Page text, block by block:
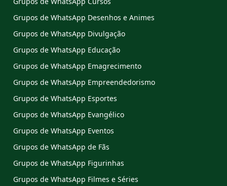
Grupos de WhatsApp Desenhos e Animes
Grupos de WhatsApp Divulgação
Grupos de WhatsApp Educação
Grupos de WhatsApp Emagrecimento
Grupos de WhatsApp Empreendedorismo
Grupos de WhatsApp Esportes
Grupos de WhatsApp Evangélico
Grupos de WhatsApp Eventos
Grupos de WhatsApp de Fãs
Grupos de WhatsApp Figurinhas
Grupos de WhatsApp Filmes e Séries